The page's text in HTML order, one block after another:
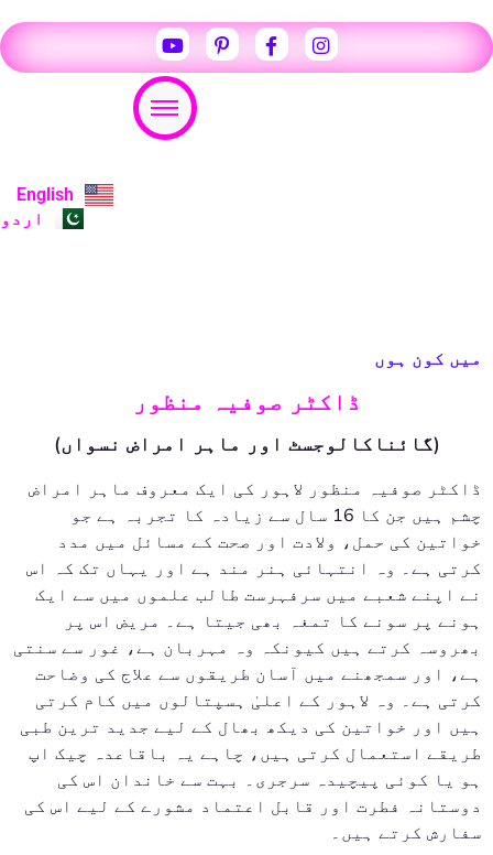
English
اردو
میں کون ہوں
ڈاکٹر صوفیہ منظور
(گائناکالوجسٹ اور ماہر امراض نسواں)
ڈاکٹر صوفیہ منظور لاہور کی ایک معروف ماہر امراض
چشم ہیں جن کا 16 سال سے زیادہ کا تجربہ ہے جو
خواتین کی حمل، ولادت اور صحت کے مسائل میں مدد
کرتی ہے۔ وہ انتہائی ہنر مند ہے اور یہاں تک کہ اس
نے اپنے شعبے میں سرفہرست طالب علموں میں سے ایک
ہونے پر سونے کا تمغہ بھی جیتا ہے۔ مریض اس پر
بھروسہ کرتے ہیں کیونکہ وہ مہربان ہے، غور سے سنتی
ہے، اور سمجھنے میں آسان طریقوں سے علاج کی وضاحت
کرتی ہے۔ وہ لاہور کے اعلیٰ ہسپتالوں میں کام کرتی
ہیں اور خواتین کی دیکھ بھال کے لیے جدید ترین طبی
طریقے استعمال کرتی ہیں، چاہے یہ باقاعدہ چیک اپ
ہو یا کوئی پیچیدہ سرجری۔ بہت سے خاندان اس کی
دوستانہ فطرت اور قابل اعتماد مشورے کے لیے اس کی
سفارش کرتے ہیں۔